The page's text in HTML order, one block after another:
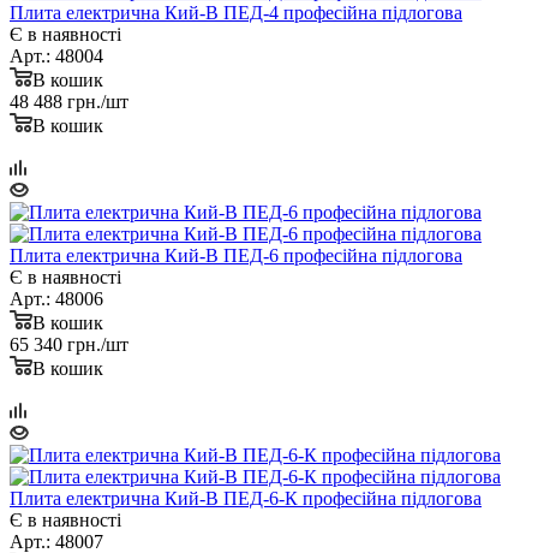
Плита електрична Кий-В ПЕД-4 професійна підлогова
Є в наявності
Арт.: 48004
В кошик
48 488 грн./шт
В кошик
Плита електрична Кий-В ПЕД-6 професійна підлогова
Є в наявності
Арт.: 48006
В кошик
65 340 грн./шт
В кошик
Плита електрична Кий-В ПЕД-6-К професійна підлогова
Є в наявності
Арт.: 48007